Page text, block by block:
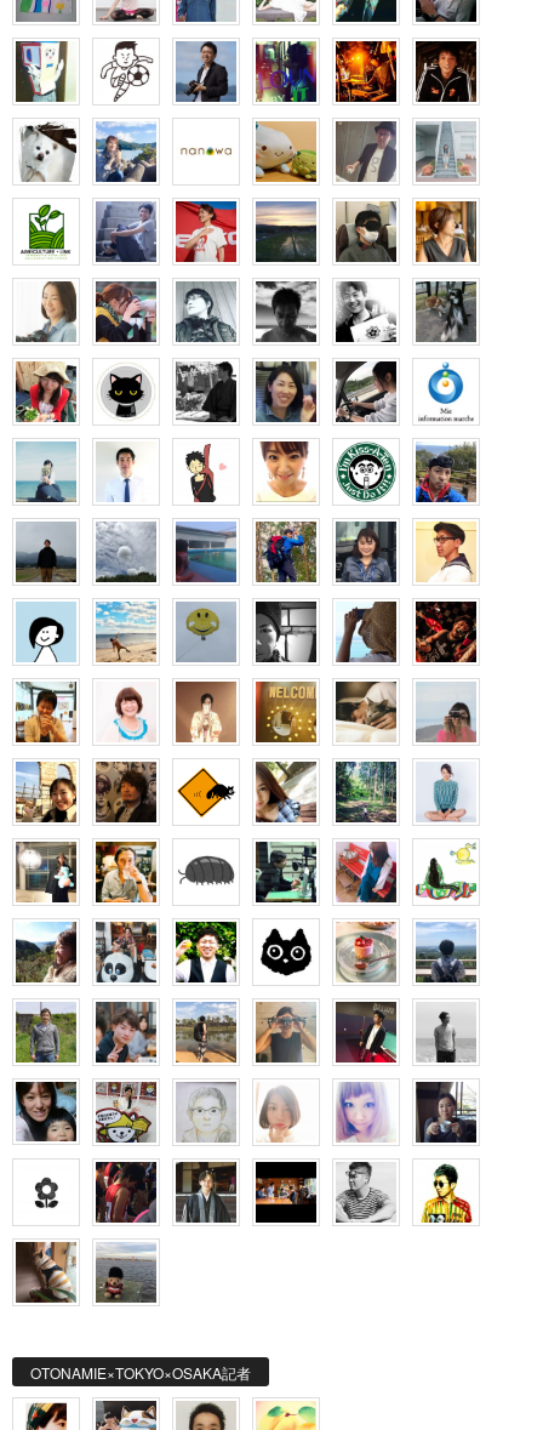
OTONAMIE×TOKYO×OSAKA記者